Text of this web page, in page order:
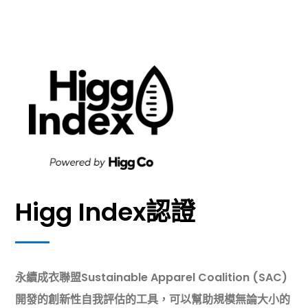
Higg Index認證
永續成衣聯盟Sustainable Apparel Coalition (SAC)
開發的創新性自我評估的工具，可以幫助規模無論大小的